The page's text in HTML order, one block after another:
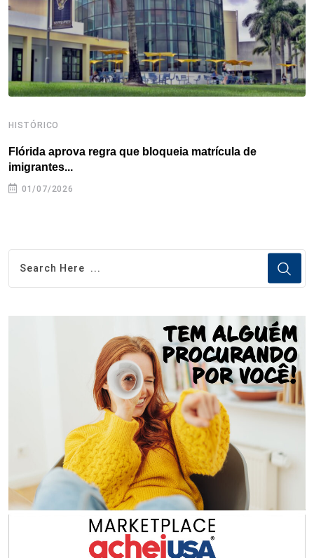
k s p
HISTÓRICO
Flórida aprova regra que bloqueia matrícula de
imigrantes...
01/07/2026